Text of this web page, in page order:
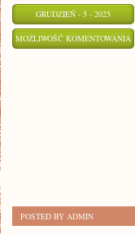
GRUDZIEŃ - 5 - 2025
MOŻLIWOŚĆ KOMENTOWANIA
POSTED BY ADMIN